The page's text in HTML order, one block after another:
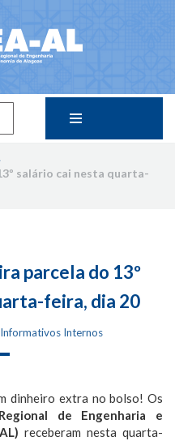
salário cai nesta quarta-
parcela do 13º
feira, dia 20
Informativos Internos
dinheiro extra no bolso! Os
de Engenharia e
receberam nesta quarta-